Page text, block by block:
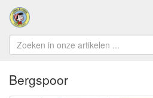
Bergspoor